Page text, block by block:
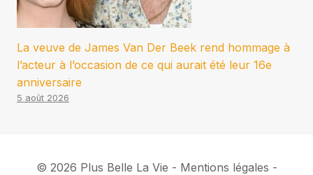
La veuve de James Van Der Beek rend hommage à
l’acteur à l’occasion de ce qui aurait été leur 16e
anniversaire
5 août 2026
© 2026 Plus Belle La Vie - Mentions légales -